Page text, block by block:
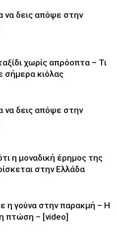
να δεις απόψε στην
χωρίς απρόοπτα – Τι
σήμερα κιόλας
να δεις απόψε στην
η μοναδική έρημος της
στην Ελλάδα
η γούνα στην παρακμή – Η
πτώση – [video]